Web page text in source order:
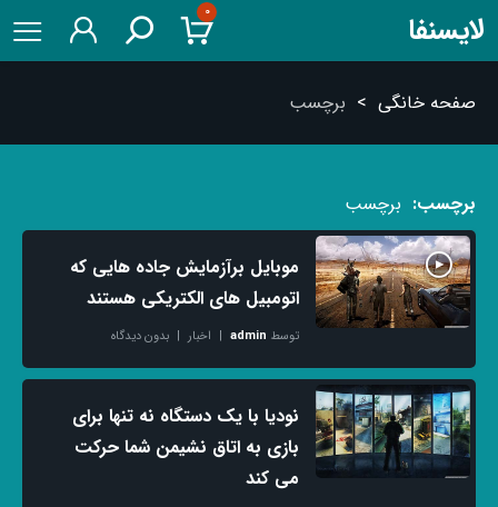
لایسنفا ۰
صفحه خانگی > برچسب
برچسب: برچسب
موبایل برآزمایش جاده هایی که
اتومبیل های الکتریکی هستند
توسط admin اخبار بدون دیدگاه
نودیا با یک دستگاه نه تنها برای
بازی به اتاق نشیمن شما حرکت
می کند